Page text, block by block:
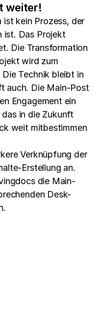
weiter!
ist kein Prozess, der
ist. Das Projekt
Die Transformation
wird zum
Technik bleibt in
auch. Die Main-Post
Engagement ein
in die Zukunft
weit mitbestimmen
Verknüpfung der
Erstellung an.
die Main-
Desk-